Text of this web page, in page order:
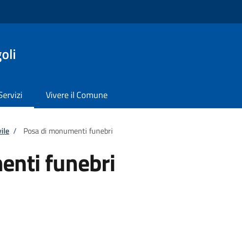
Vivere il Comune
/ Posa di monumenti funebri
funebri